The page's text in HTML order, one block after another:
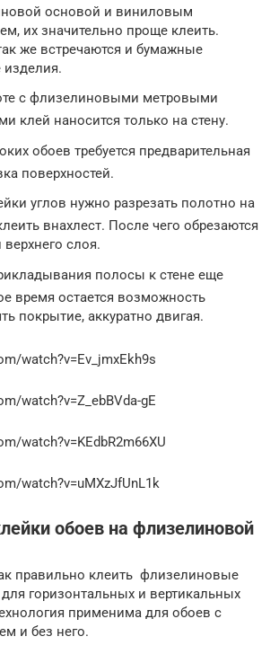
основой и виниловым
их значительно проще клеить.
же встречаются и бумажные
с флизелиновыми метровыми
клей наносится только на стену.
обоев требуется предварительная
поверхностей.
углов нужно разрезать полотно на
внахлест. После чего обрезаются
слоя.
полосы к стене еще
время остается возможность
покрытие, аккуратно двигая.
watch?v=Ev_jmxEkh9s
watch?v=Z_ebBVda-gE
watch?v=KEdbR2m66XU
watch?v=uMXzJfUnL1k
обоев на флизелиновой
правильно клеить флизелиновые
горизонтальных и вертикальных
применима для обоев с
и без него.